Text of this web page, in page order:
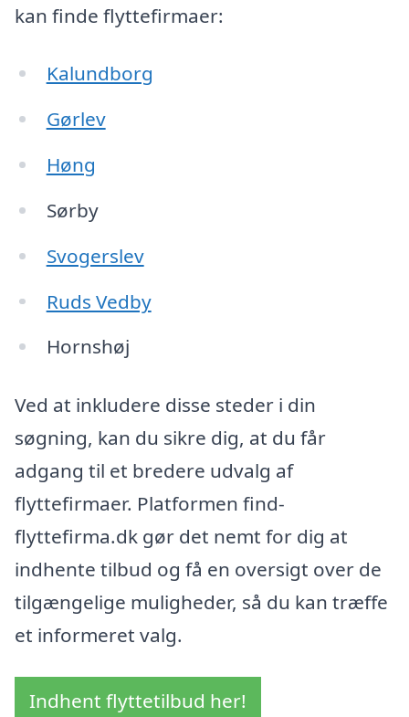
kan finde flyttefirmaer:
Kalundborg
Gørlev
Høng
Sørby
Svogerslev
Ruds Vedby
Hornshøj
Ved at inkludere disse steder i din
søgning, kan du sikre dig, at du får
adgang til et bredere udvalg af
flyttefirmaer. Platformen find-
flyttefirma.dk gør det nemt for dig at
indhente tilbud og få en oversigt over de
tilgængelige muligheder, så du kan træffe
et informeret valg.
Indhent flyttetilbud her!